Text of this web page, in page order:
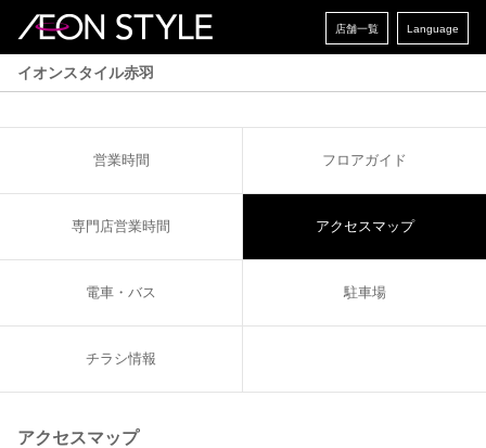
店舗一覧 Language
イオンスタイル赤羽
営業時間 フロアガイド
専門店営業時間 アクセスマップ
電車・バス 駐車場
チラシ情報
アクセスマップ